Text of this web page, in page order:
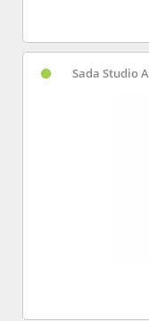
Sada Studio